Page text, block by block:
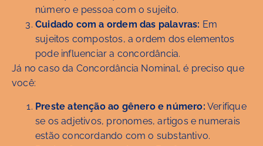
número e pessoa com o sujeito.
Cuidado com a ordem das palavras: Em
sujeitos compostos, a ordem dos elementos
pode influenciar a concordância.
Já no caso da Concordância Nominal, é preciso que
você:
Preste atenção ao gênero e número: Verifique
se os adjetivos, pronomes, artigos e numerais
estão concordando com o substantivo.